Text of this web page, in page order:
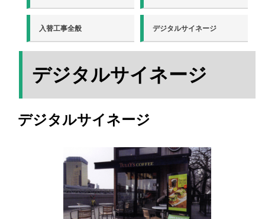
デジタルサイネージ
デジタルサイネージ
入替工事全般 デジタルサイネージ